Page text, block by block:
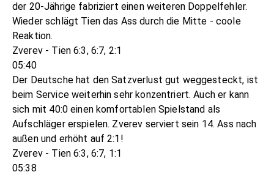
der 20-Jährige fabriziert einen weiteren Doppelfehler.
Wieder schlägt Tien das Ass durch die Mitte - coole
Reaktion.
Zverev - Tien 6:3, 6:7, 2:1
05:40
Der Deutsche hat den Satzverlust gut weggesteckt, ist
beim Service weiterhin sehr konzentriert. Auch er kann
sich mit 40:0 einen komfortablen Spielstand als
Aufschläger erspielen. Zverev serviert sein 14. Ass nach
außen und erhöht auf 2:1!
Zverev - Tien 6:3, 6:7, 1:1
05:38